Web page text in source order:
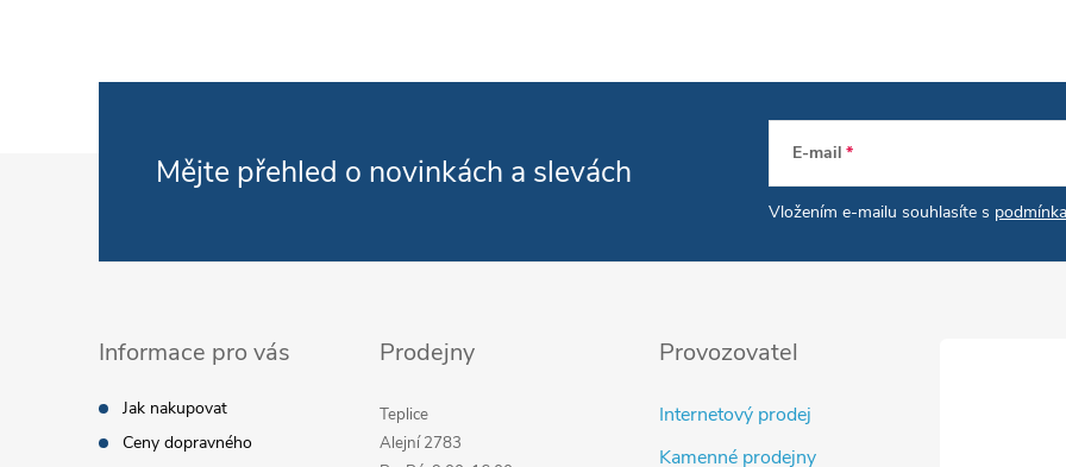
Mějte přehled o novinkách a slevách E-mail
Vložením e-mailu souhlasíte s
Informace pro vás
Jak nakupovat
Ceny dopravného
Prodejny
Teplice
Alejní 2783
Provozovatel
Internetový prodej
Kamenné prodejny